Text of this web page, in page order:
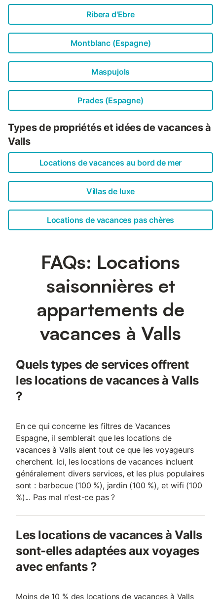
Ribera d'Ebre
Montblanc (Espagne)
Maspujols
Prades (Espagne)
Types de propriétés et idées de vacances à
Valls
Locations de vacances au bord de mer
Villas de luxe
Locations de vacances pas chères
FAQs: Locations
saisonnières et
appartements de
vacances à Valls
Quels types de services offrent
les locations de vacances à Valls
?
En ce qui concerne les filtres de Vacances
Espagne, il semblerait que les locations de
vacances à Valls aient tout ce que les voyageurs
cherchent. Ici, les locations de vacances incluent
généralement divers services, et les plus populaires
sont : barbecue (100 %), jardin (100 %), et wifi (100
%)... Pas mal n'est-ce pas ?
Les locations de vacances à Valls
sont-elles adaptées aux voyages
avec enfants ?
Moins de 10 % des locations de vacances à Valls